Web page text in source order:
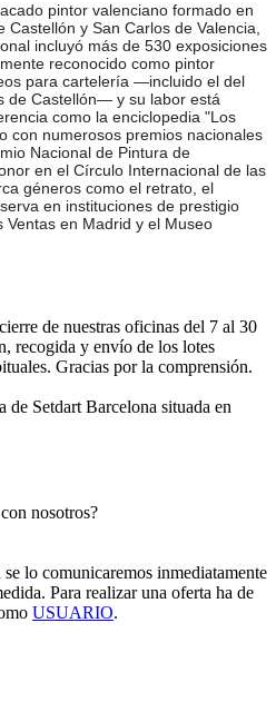
pintor valenciano formado en
Castellón y San Carlos de Valencia,
incluyó más de 530 exposiciones
reconocido como pintor
para cartelería —incluido el del
de Castellón— y su labor está
como la enciclopedia "Los
con numerosos premios nacionales
Nacional de Pintura de
en el Círculo Internacional de las
géneros como el retrato, el
en instituciones de prestigio
Ventas en Madrid y el Museo
de nuestras oficinas del 7 al 30
recogida y envío de los lotes
Gracias por la comprensión.
de Setdart Barcelona situada en
nosotros?
lo comunicaremos inmediatamente
Para realizar una oferta ha de
USUARIO.